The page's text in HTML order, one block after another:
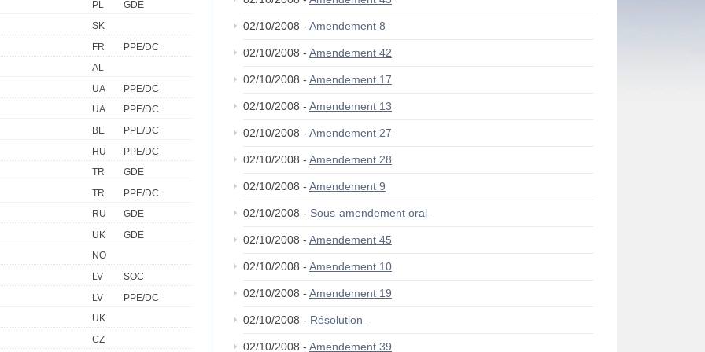
PL
GDE
SK
FR
PPE/DC
AL
UA
PPE/DC
UA
PPE/DC
BE
PPE/DC
HU
PPE/DC
TR
GDE
TR
PPE/DC
RU
GDE
UK
GDE
NO
LV
SOC
LV
PPE/DC
UK
CZ
02/10/2008 - Amendement 8
02/10/2008 - Amendement 42
02/10/2008 - Amendement 17
02/10/2008 - Amendement 13
02/10/2008 - Amendement 27
02/10/2008 - Amendement 28
02/10/2008 - Amendement 9
02/10/2008 - Sous-amendement oral
02/10/2008 - Amendement 45
02/10/2008 - Amendement 10
02/10/2008 - Amendement 19
02/10/2008 - Résolution
02/10/2008 - Amendement 39